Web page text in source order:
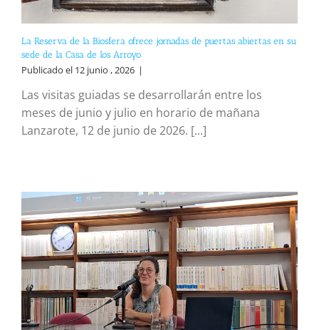
La Reserva de la Biosfera ofrece jornadas de puertas abiertas en su
sede de la Casa de los Arroyo
Publicado el 12 junio , 2026 |
Las visitas guiadas se desarrollarán entre los
meses de junio y julio en horario de mañana
Lanzarote, 12 de junio de 2026. [...]